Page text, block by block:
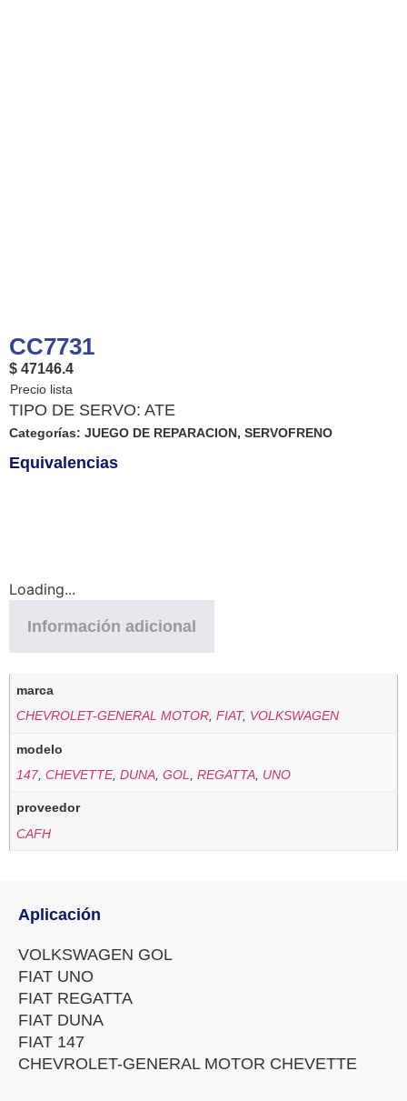
CC7731
$ 47146.4
TIPO DE SERVO: ATE
Categorías: JUEGO DE REPARACION, SERVOFRENO
Equivalencias
Loading...
Información adicional
marca
CHEVROLET-GENERAL MOTOR,FIAT, VOLKSWAGEN
modelo
147,CHEVETTE,DUNA ,GOL ,REGATTA UNO
proveedor
CAFH
Aplicación
VOLKSWAGEN GOL
FIAT UNO
FIAT REGATTA
FIAT DUNA
FIAT 147
CHEVROLET-GENERAL MOTOR CHEVETTE